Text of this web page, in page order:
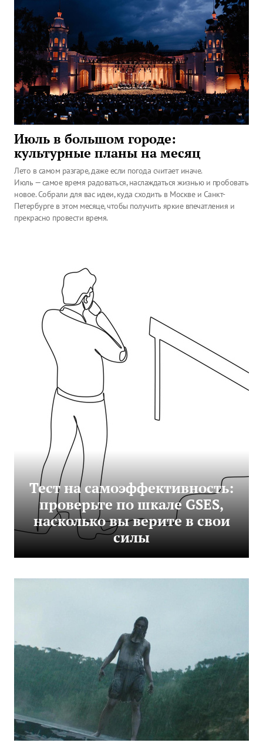
Июль в большом городе:
культурные планы на месяц
Лето в самом разгаре, даже если погода считает иначе.
Июль — самое время радоваться, наслаждаться жизнью и пробовать
новое. Собрали для вас идеи, куда сходить в Москве и Санкт-
Петербурге в этом месяце, чтобы получить яркие впечатления и
прекрасно провести время.
Тест на самоэффективность:
проверьте по шкале GSES,
насколько вы верите в свои
силы